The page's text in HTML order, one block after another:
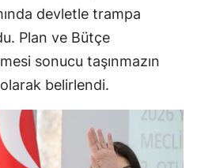
devletle trampa
Plan ve Bütçe
sonucu taşınmazın
belirlendi.